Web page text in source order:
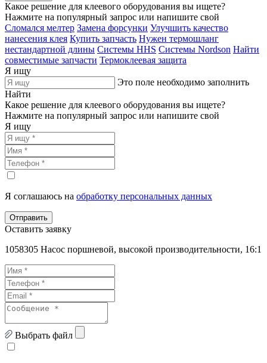
Какое решение для клеевого оборудования вы ищете?
Нажмите на популярный запрос или напишите свой
Сломался мелтер Замена форсунки Улучшить качество
нанесения клея Купить запчасть Нужен термошланг
нестандартной длины Системы HHS Системы Nordson Найти
совместимые запчасти Термоклеевая защита
Я ищу
Это поле необходимо заполнить
Найти
Какое решение для клеевого оборудования вы ищете?
Нажмите на популярный запрос или напишите свой
Я ищу
Я соглашаюсь на обработку персональных данных
Отправить
Оставить заявку
1058305 Насос поршневой, высокой производительности, 16:1
Выбрать файл